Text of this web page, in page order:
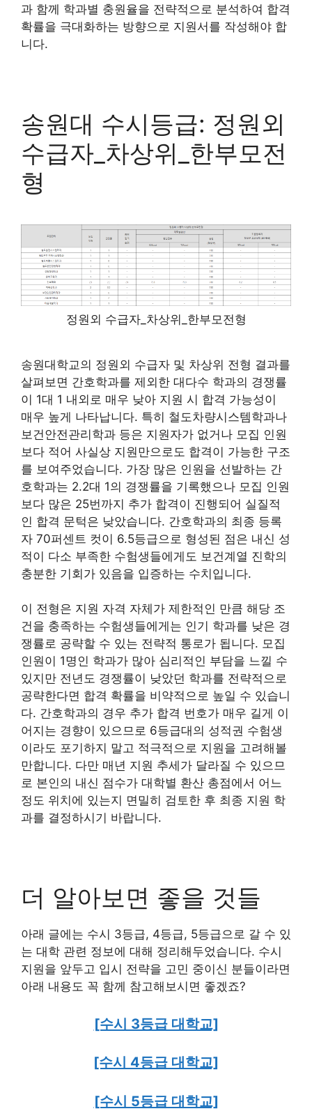
과 함께 학과별 충원율을 전략적으로 분석하여 합격
확률을 극대화하는 방향으로 지원서를 작성해야 합
니다.
송원대 수시등급: 정원외
수급자_차상위_한부모전
형
정원외 수급자_차상위_한부모전형
송원대학교의 정원외 수급자 및 차상위 전형 결과를
살펴보면 간호학과를 제외한 대다수 학과의 경쟁률
이 1대 1 내외로 매우 낮아 지원 시 합격 가능성이
매우 높게 나타납니다. 특히 철도차량시스템학과나
보건안전관리학과 등은 지원자가 없거나 모집 인원
보다 적어 사실상 지원만으로도 합격이 가능한 구조
를 보여주었습니다. 가장 많은 인원을 선발하는 간
호학과는 2.2대 1의 경쟁률을 기록했으나 모집 인원
보다 많은 25번까지 추가 합격이 진행되어 실질적
인 합격 문턱은 낮았습니다. 간호학과의 최종 등록
자 70퍼센트 컷이 6.5등급으로 형성된 점은 내신 성
적이 다소 부족한 수험생들에게도 보건계열 진학의
충분한 기회가 있음을 입증하는 수치입니다.
이 전형은 지원 자격 자체가 제한적인 만큼 해당 조
건을 충족하는 수험생들에게는 인기 학과를 낮은 경
쟁률로 공략할 수 있는 전략적 통로가 됩니다. 모집
인원이 1명인 학과가 많아 심리적인 부담을 느낄 수
있지만 전년도 경쟁률이 낮았던 학과를 전략적으로
공략한다면 합격 확률을 비약적으로 높일 수 있습니
다. 간호학과의 경우 추가 합격 번호가 매우 길게 이
어지는 경향이 있으므로 6등급대의 성적권 수험생
이라도 포기하지 말고 적극적으로 지원을 고려해볼
만합니다. 다만 매년 지원 추세가 달라질 수 있으므
로 본인의 내신 점수가 대학별 환산 총점에서 어느
정도 위치에 있는지 면밀히 검토한 후 최종 지원 학
과를 결정하시기 바랍니다.
더 알아보면 좋을 것들
아래 글에는 수시 3등급, 4등급, 5등급으로 갈 수 있
는 대학 관련 정보에 대해 정리해두었습니다. 수시
지원을 앞두고 입시 전략을 고민 중이신 분들이라면
아래 내용도 꼭 함께 참고해보시면 좋겠죠?
[수시 3등급 대학교]
[수시 4등급 대학교]
[수시 5등급 대학교]